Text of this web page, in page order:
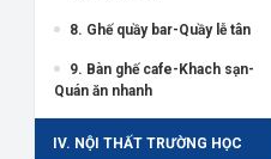
8. Ghế quầy bar-Quầy lễ tân
9. Bàn ghế cafe-Khach sạn-
Quán ăn nhanh
IV. NỘI THẤT TRƯỜNG HỌC